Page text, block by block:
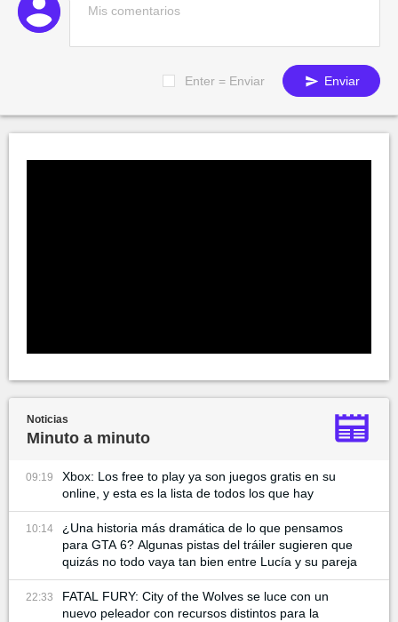
Enter = Enviar Enviar
Noticias
Minuto a minuto
09:19
Xbox: Los free to play ya son juegos gratis en su
online, y esta es la lista de todos los que hay
10:14
¿Una historia más dramática de lo que pensamos
para GTA 6? Algunas pistas del tráiler sugieren que
quizás no todo vaya tan bien entre Lucía y su pareja
22:33
FATAL FURY: City of the Wolves se luce con un
nuevo peleador con recursos distintos para la